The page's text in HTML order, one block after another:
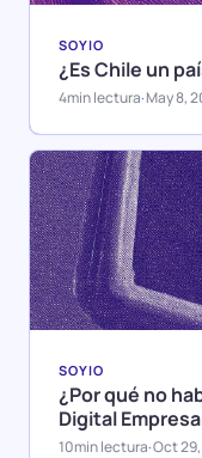
SOYIO
¿Es Chile un
4min lectura·May 8,
SOYIO
¿Por qué no
Digital
10min lectura·Oct